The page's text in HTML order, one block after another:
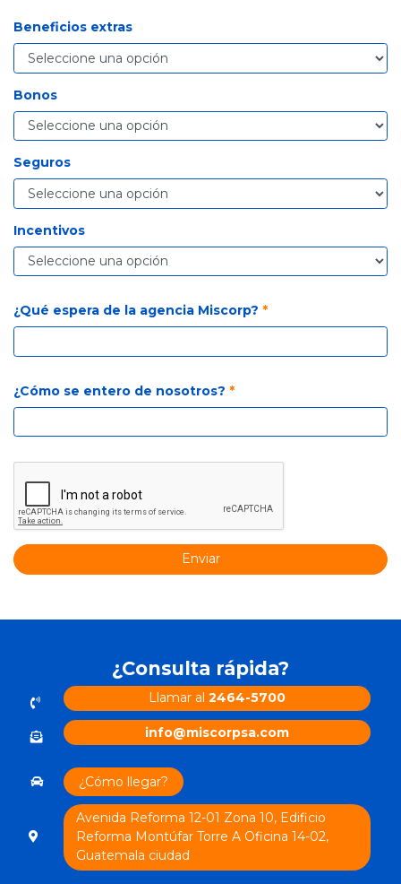
Beneficios extras
Bonos
Seguros
Incentivos
¿Qué espera de la agencia Miscorp? *
¿Cómo se entero de nosotros? *
Enviar
¿Consulta rápida?
Llamar al2464-5700
info@miscorpsa.com
¿Cómo llegar?
Avenida Reforma 12-01 Zona 10, Edificio
Reforma Montúfar Torre A Oficina 14-02,
Guatemala ciudad